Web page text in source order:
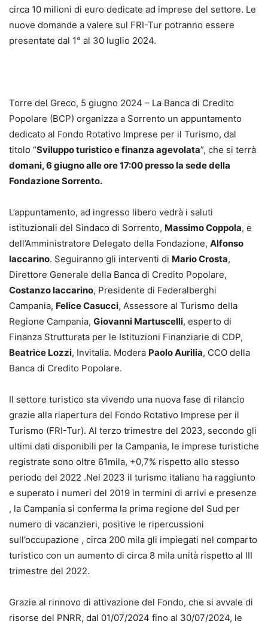
circa 10 milioni di euro dedicate ad imprese del settore. Le
nuove domande a valere sul FRI-Tur potranno essere
presentate dal 1° al 30 luglio 2024.
Torre del Greco, 5 giugno 2024 – La Banca di Credito
Popolare (BCP) organizza a Sorrento un appuntamento
dedicato al Fondo Rotativo Imprese per il Turismo, dal
titolo “Sviluppo turistico e finanza agevolata”, che si terrà
domani, 6 giugno alle ore 17:00 presso la sede della
Fondazione Sorrento.
L’appuntamento, ad ingresso libero vedrà i saluti
istituzionali del Sindaco di Sorrento, Massimo Coppola, e
dell’Amministratore Delegato della Fondazione, Alfonso
Iaccarino. Seguiranno gli interventi di Mario Crosta,
Direttore Generale della Banca di Credito Popolare,
Costanzo Iaccarino, Presidente di Federalberghi
Campania, Felice Casucci, Assessore al Turismo della
Regione Campania, Giovanni Martuscelli, esperto di
Finanza Strutturata per le Istituzioni Finanziarie di CDP,
Beatrice Lozzi, Invitalia. Modera Paolo Aurilia, CCO della
Banca di Credito Popolare.
Il settore turistico sta vivendo una nuova fase di rilancio
grazie alla riapertura del Fondo Rotativo Imprese per il
Turismo (FRI-Tur). Al terzo trimestre del 2023, secondo gli
ultimi dati disponibili per la Campania, le imprese turistiche
registrate sono oltre 61mila, +0,7% rispetto allo stesso
periodo del 2022 .Nel 2023 il turismo italiano ha raggiunto
e superato i numeri del 2019 in termini di arrivi e presenze
, la Campania si conferma la prima regione del Sud per
numero di vacanzieri, positive le ripercussioni
sull’occupazione , circa 200 mila gli impiegati nel comparto
turistico con un aumento di circa 8 mila unità rispetto al III
trimestre del 2022.
Grazie al rinnovo di attivazione del Fondo, che si avvale di
risorse del PNRR, dal 01/07/2024 fino al 30/07/2024, le